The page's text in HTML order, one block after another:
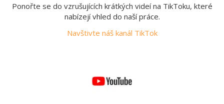
Ponořte se do vzrušujících krátkých videí na TikToku, které
nabízejí vhled do naší práce.
Navštivte náš kanál TikTok